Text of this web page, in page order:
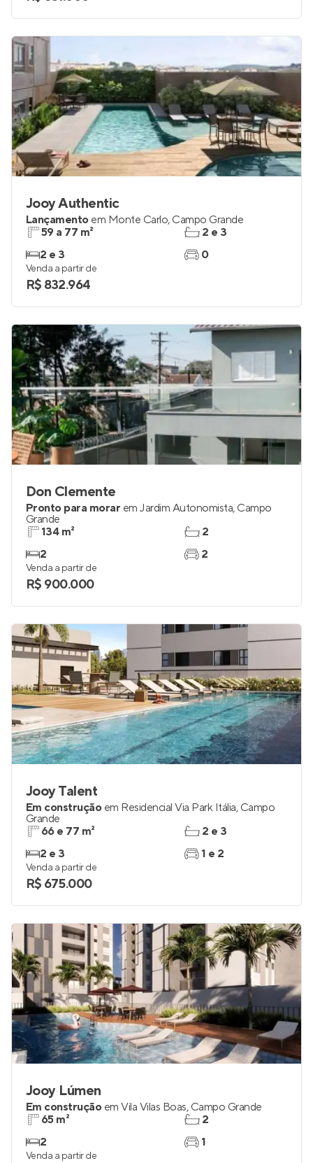
Jooy Authentic
Lançamento em Monte Carlo, Campo Grande
59 a 77 m²
2 e 3
2 e 3
0
Venda a partir de
R$ 832.964
Don Clemente
Pronto para morar em Jardim Autonomista, Campo
Grande
134 m²
2
2
2
Venda a partir de
R$ 900.000
Jooy Talent
Em construção em Residencial Via Park Itália, Campo
Grande
66 e 77 m²
2 e 3
2 e 3
1 e 2
Venda a partir de
R$ 675.000
Jooy Lúmen
Em construção em Vila Vilas Boas, Campo Grande
65 m²
2
2
1
Venda a partir de